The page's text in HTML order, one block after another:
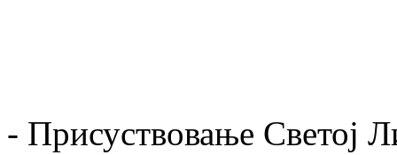
- Присуствовање Светој